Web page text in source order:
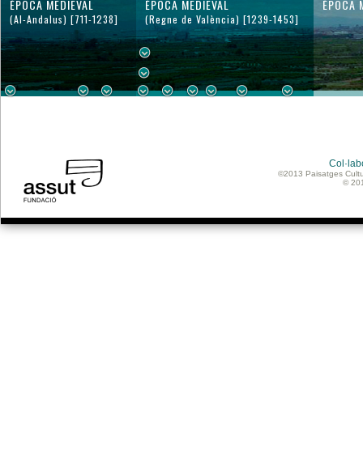
ÈPOCA MEDIEVAL
(Al-Andalus) [711-1238]
ÈPOCA MEDIEVAL
(Regne de València) [1239-1453]
ÈPOCA
©2013 Paisatges
©